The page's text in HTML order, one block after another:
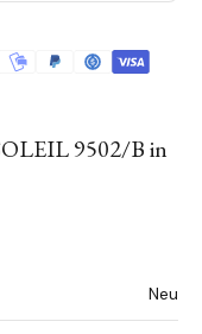
9502/B in
Neu